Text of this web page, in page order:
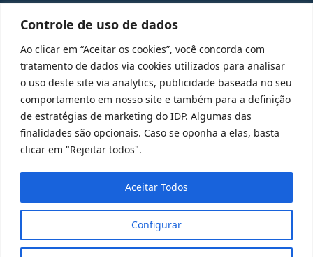
Controle de uso de dados
Ao clicar em “Aceitar os cookies”, você concorda com
tratamento de dados via cookies utilizados para analisar
o uso deste site via analytics, publicidade baseada no seu
comportamento em nosso site e também para a definição
de estratégias de marketing do IDP. Algumas das
finalidades são opcionais. Caso se oponha a elas, basta
clicar em "Rejeitar todos".
Configurar
Aceitar Todos
Consulte aqui o cadastro da Instituição no Sistema e-
MEC